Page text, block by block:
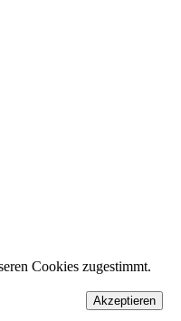
Cookies zugestimmt.
Akzeptieren